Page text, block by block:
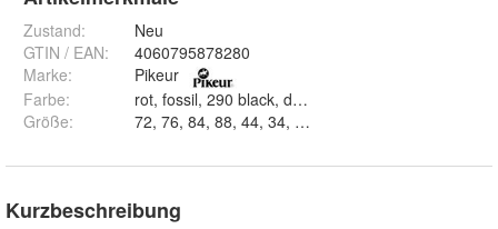
Zustand:
Neu
GTIN / EAN:
4060795878280
Marke:
Pikeur
Farbe:
Größe:
Kurzbeschreibung